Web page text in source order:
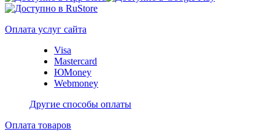
Оплата услуг сайта
Visa
Mastercard
ЮMoney
Webmoney
Другие способы оплаты
Оплата товаров